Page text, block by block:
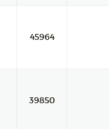
45964
39850